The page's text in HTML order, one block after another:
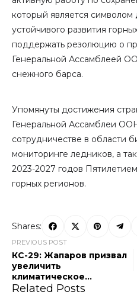
который является символом
устойчивого развития
поддержать резолюцию о
Генеральной Ассамблеей
снежного барса.
Упомянуты достижения
Генеральной Ассамблеи
сотрудничестве в области
мониторинге ледников, а
2023-2027 годов
горных регионов.
Shares:
PREVIOUS POST
КС-29: Жапаров призвал
увеличить
климатическое
финансирование для
Related Posts